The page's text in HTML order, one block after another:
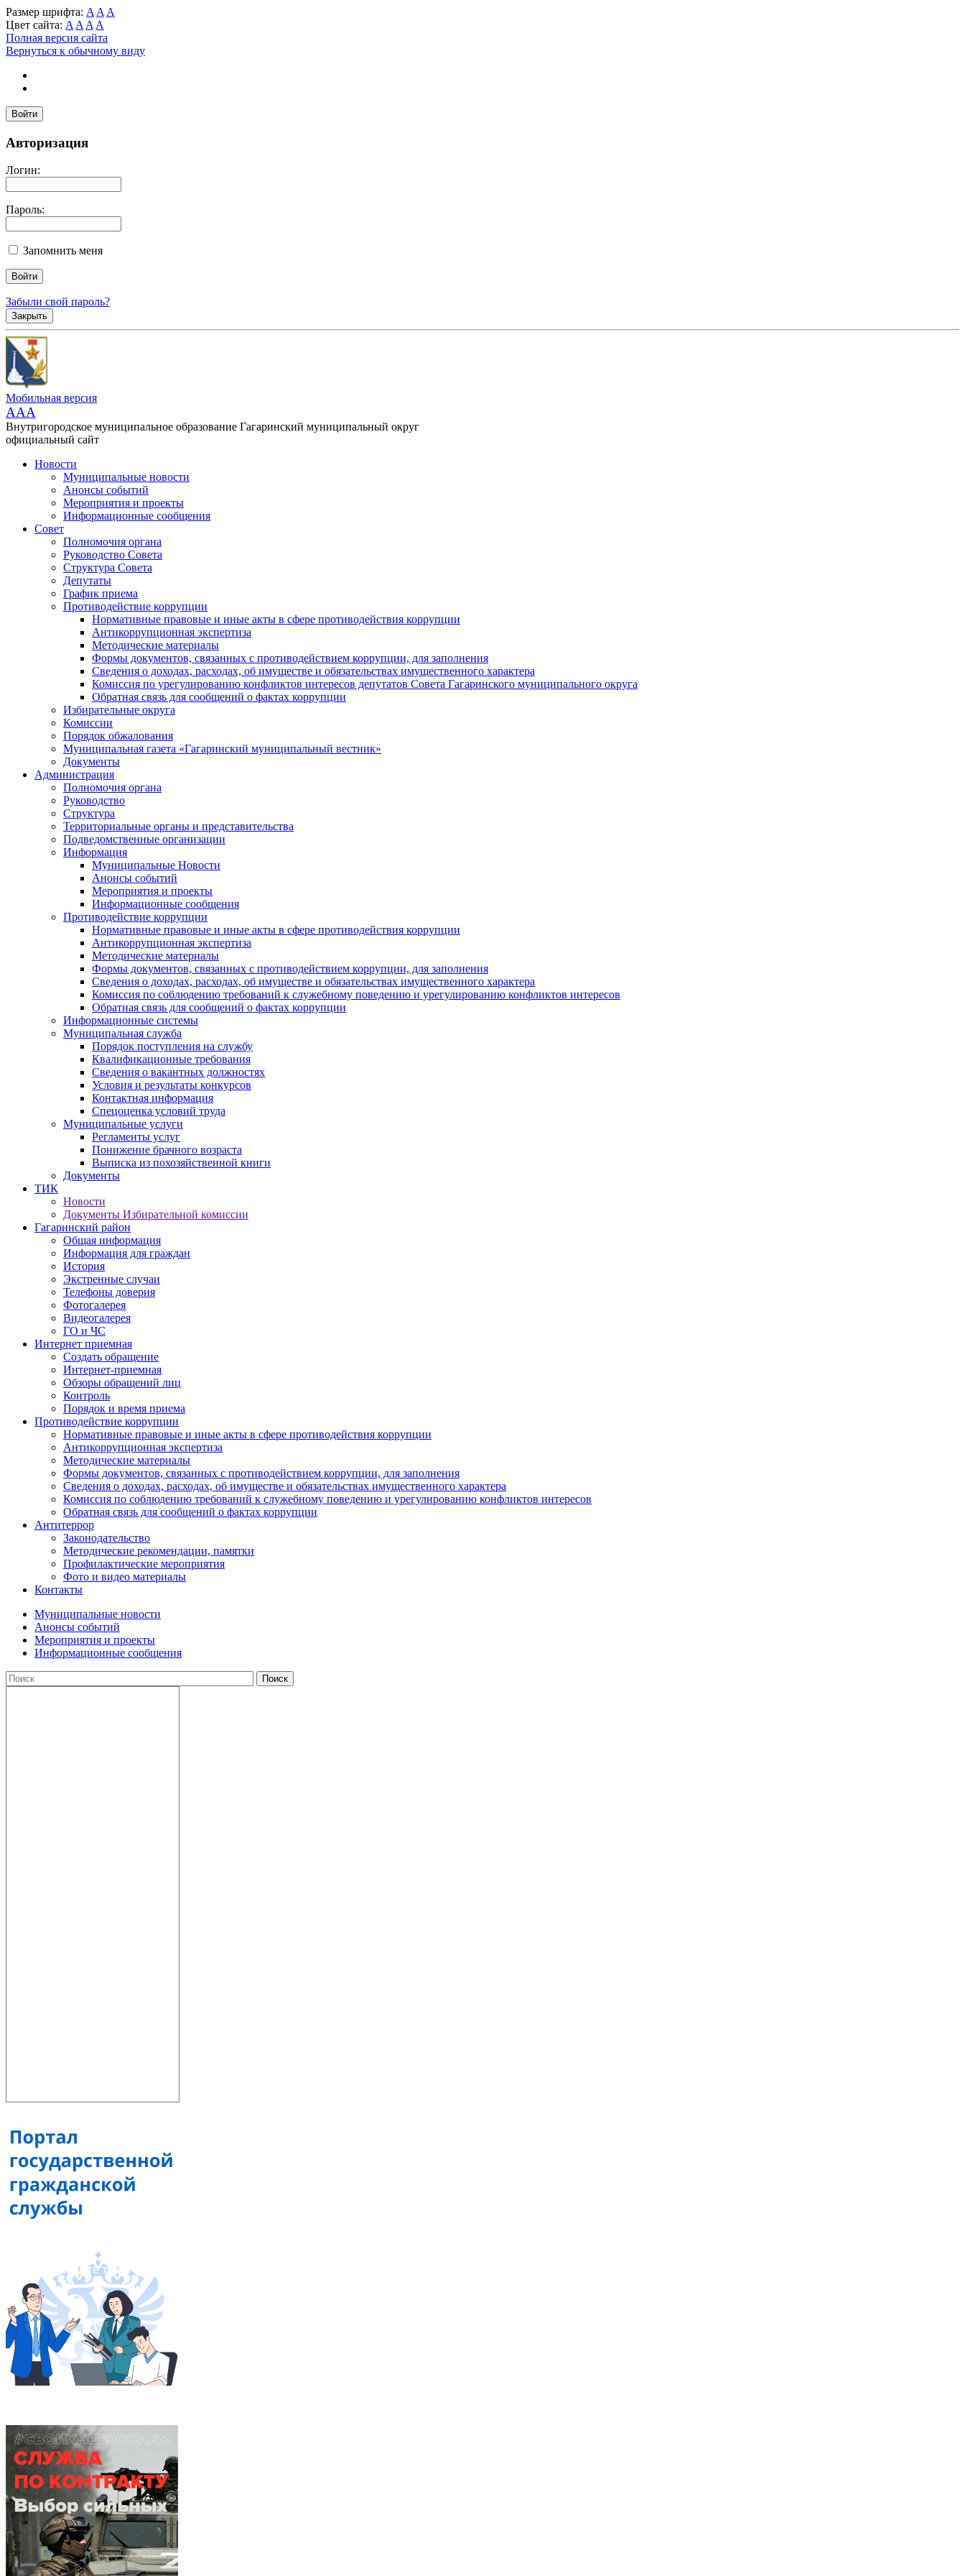
Размер шрифта: A A A
Цвет сайта: A A A A
Полная версия сайта
Вернуться к обычному виду
Войти
Авторизация
Логин:
Пароль:
Запомнить меня
Забыли свой пароль?
Закрыть
Мобильная версия
AAA
Внутригородское муниципальное образование Гагаринский муниципальный округ
официальный сайт
Новости
Муниципальные новости
Анонсы событий
Мероприятия и проекты
Информационные сообщения
Совет
Полномочия органа
Руководство Совета
Структура Совета
Депутаты
График приема
Противодействие коррупции
Нормативные правовые и иные акты в сфере противодействия коррупции
Антикоррупционная экспертиза
Методические материалы
Формы документов, связанных с противодействием коррупции, для заполнения
Сведения о доходах, расходах, об имуществе и обязательствах имущественного характера
Комиссия по урегулированию конфликтов интересов депутатов Совета Гагаринского муниципального округа
Обратная связь для сообщений о фактах коррупции
Избирательные округа
Комиссии
Порядок обжалования
Муниципальная газета «Гагаринский муниципальный вестник»
Документы
Администрация
Полномочия органа
Руководство
Структура
Территориальные органы и представительства
Подведомственные организации
Информация
Муниципальные Новости
Анонсы событий
Мероприятия и проекты
Информационные сообщения
Противодействие коррупции
Нормативные правовые и иные акты в сфере противодействия коррупции
Антикоррупционная экспертиза
Методические материалы
Формы документов, связанных с противодействием коррупции, для заполнения
Сведения о доходах, расходах, об имуществе и обязательствах имущественного характера
Комиссия по соблюдению требований к служебному поведению и урегулированию конфликтов интересов
Обратная связь для сообщений о фактах коррупции
Информационные системы
Муниципальная служба
Порядок поступления на службу
Квалификационные требования
Сведения о вакантных должностях
Условия и результаты конкурсов
Контактная информация
Спецоценка условий труда
Муниципальные услуги
Регламенты услуг
Понижение брачного возраста
Выписка из похозяйственной книги
Документы
ТИК
Новости
Документы Избирательной комиссии
Гагаринский район
Общая информация
Информация для граждан
История
Экстренные случаи
Телефоны доверия
Фотогалерея
Видеогалерея
ГО и ЧС
Интернет приемная
Создать обращение
Интернет-приемная
Обзоры обращений лиц
Контроль
Порядок и время приема
Противодействие коррупции
Нормативные правовые и иные акты в сфере противодействия коррупции
Антикоррупционная экспертиза
Методические материалы
Формы документов, связанных с противодействием коррупции, для заполнения
Сведения о доходах, расходах, об имуществе и обязательствах имущественного характера
Комиссия по соблюдению требований к служебному поведению и урегулированию конфликтов интересов
Обратная связь для сообщений о фактах коррупции
Антитеррор
Законодательство
Методические рекомендации, памятки
Профилактические мероприятия
Фото и видео материалы
Контакты
Муниципальные новости
Анонсы событий
Мероприятия и проекты
Информационные сообщения